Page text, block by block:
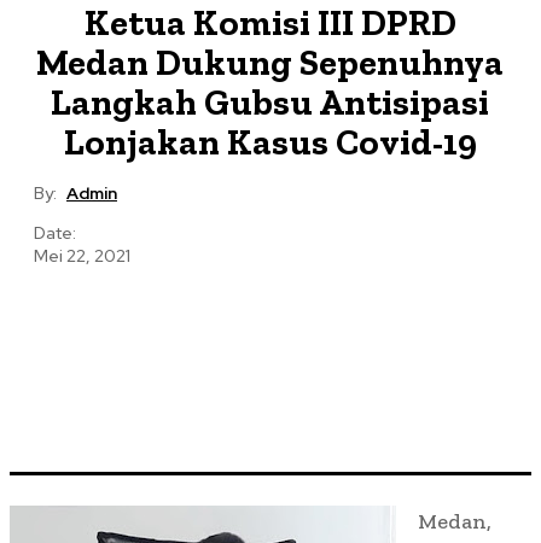
Ketua Komisi III DPRD
Medan Dukung Sepenuhnya
Langkah Gubsu Antisipasi
Lonjakan Kasus Covid-19
By: Admin
Date:
Mei 22, 2021
Medan,